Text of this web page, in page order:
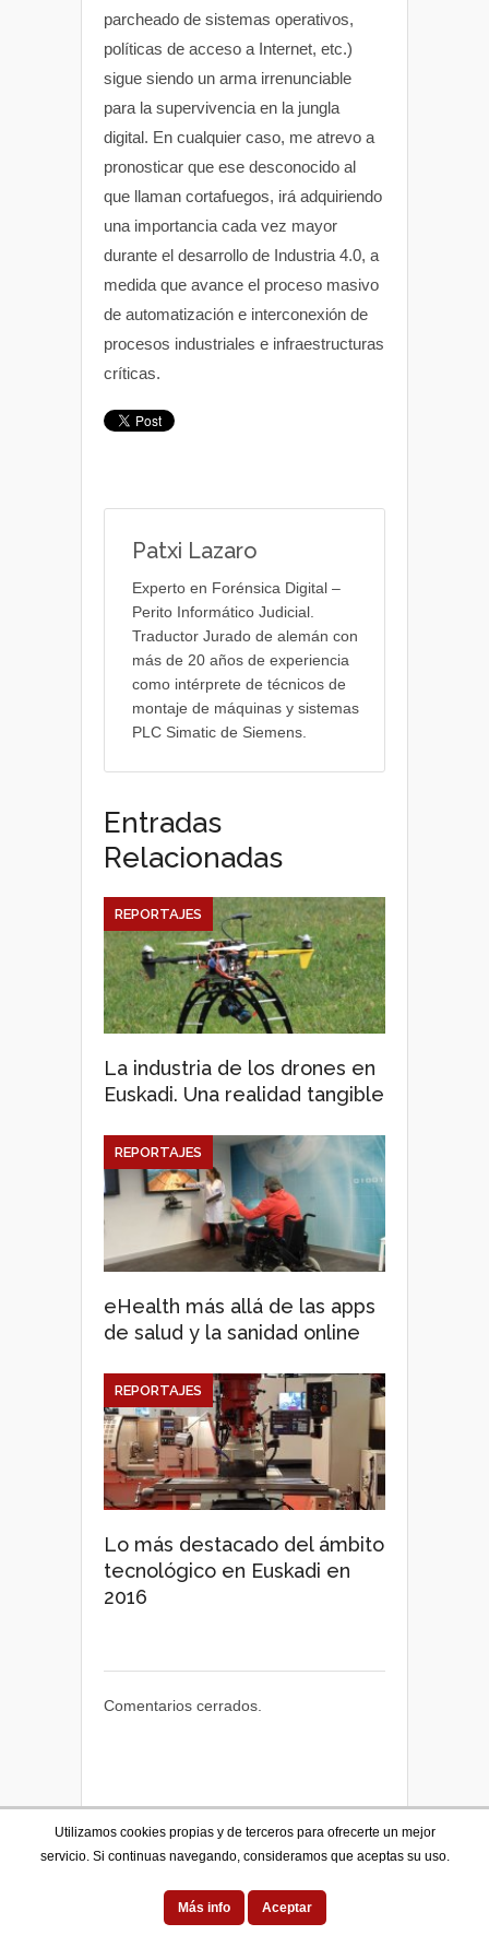
parcheado de sistemas operativos,
políticas de acceso a Internet, etc.)
sigue siendo un arma irrenunciable
para la supervivencia en la jungla
digital. En cualquier caso, me atrevo a
pronosticar que ese desconocido al
que llaman cortafuegos, irá adquiriendo
una importancia cada vez mayor
durante el desarrollo de Industria 4.0, a
medida que avance el proceso masivo
de automatización e interconexión de
procesos industriales e infraestructuras
críticas.
Patxi Lazaro
Experto en Forénsica Digital –
Perito Informático Judicial.
Traductor Jurado de alemán con
más de 20 años de experiencia
como intérprete de técnicos de
montaje de máquinas y sistemas
PLC Simatic de Siemens.
Entradas
Relacionadas
La industria de los drones en
Euskadi. Una realidad tangible
REPORTAJES
eHealth más allá de las apps
de salud y la sanidad online
REPORTAJES
Lo más destacado del ámbito
tecnológico en Euskadi en
2016
REPORTAJES
Comentarios cerrados.
Libro ya a la venta
Utilizamos cookies propias y de terceros para ofrecerte un mejor
servicio. Si continuas navegando, consideramos que aceptas su uso.
Más info Aceptar